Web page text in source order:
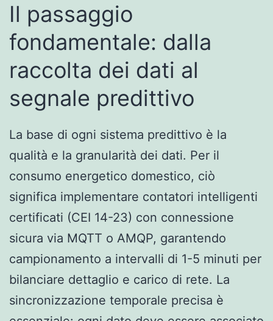
Il passaggio
fondamentale: dalla
raccolta dei dati al
segnale predittivo
La base di ogni sistema predittivo è la
qualità e la granularità dei dati. Per il
consumo energetico domestico, ciò
significa implementare contatori intelligenti
certificati (CEI 14-23) con connessione
sicura via MQTT o AMQP, garantendo
campionamento a intervalli di 1-5 minuti per
bilanciare dettaglio e carico di rete. La
sincronizzazione temporale precisa è